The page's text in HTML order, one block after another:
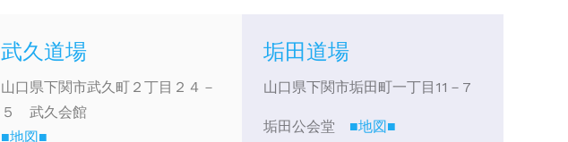
武久道場
山口県下関市武久町２丁目２４－
５ 武久会館
■地図■
垢田道場
山口県下関市垢田町一丁目11－7
垢田公会堂 ■地図■